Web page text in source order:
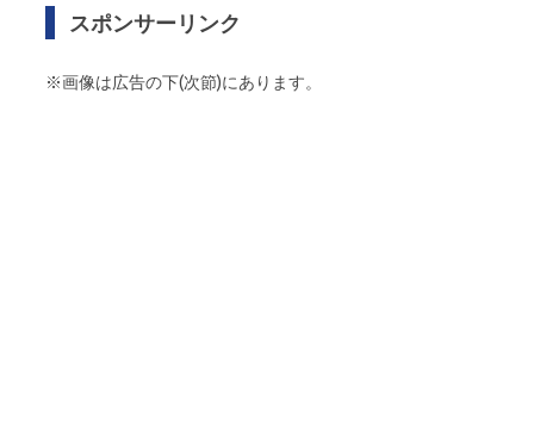
スポンサーリンク
※画像は広告の下(次節)にあります。